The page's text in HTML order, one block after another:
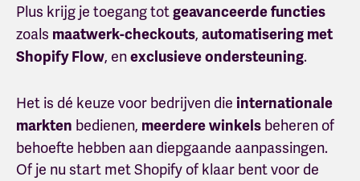
Plus krijg je toegang totgeavanceerde functies
zoals maatwerk-checkouts, automatisering met
Shopify Flow, enexclusieve ondersteuning.
Het is dé keuze voor bedrijven die internationale
markten bedienen, meerdere winkels beheren of
behoefte hebben aan diepgaande aanpassingen.
Of je nu start met Shopify of klaar bent voor de